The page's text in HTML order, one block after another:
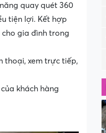
quay quét 360
tiện lợi. Kết hợp
cho gia đình trong
thoại, xem trực tiếp,
khách hàng